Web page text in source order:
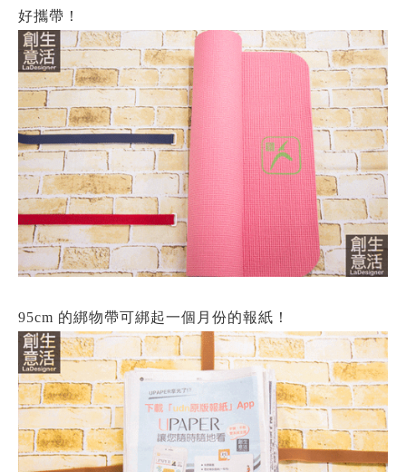
好攜帶！
95cm 的綁物帶可綁起一個月份的報紙！